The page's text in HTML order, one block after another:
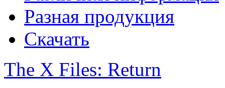
Разная продукция
Скачать
The X Files: Return